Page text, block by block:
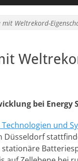
Weltrekord-
bei Energy
und
Düsseldorf